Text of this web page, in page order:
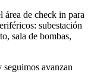
área de check in para
subestación
sala de bombas,
avanzan